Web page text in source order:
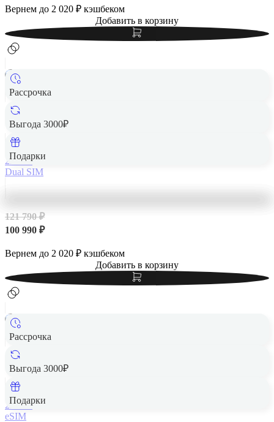
Вернем до 2 020 ₽ кэшбеком
Добавить в корзину
Рассрочка
Выгода 3000₽
Подарки
Apple iPhone 14 Pro Max 256Gb Dual SIM Gold, золотой
256 Гб
Dual SIM
121 790 ₽
100 990 ₽
Вернем до 2 020 ₽ кэшбеком
Добавить в корзину
Рассрочка
Выгода 3000₽
Подарки
Apple iPhone 14 Pro Max 256Gb eSIM Gold, золотой
256 Гб
eSIM